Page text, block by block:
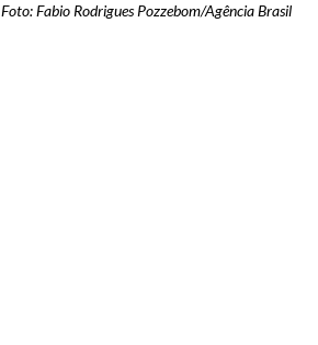
Foto: Fabio Rodrigues Pozzebom/Agência Brasil